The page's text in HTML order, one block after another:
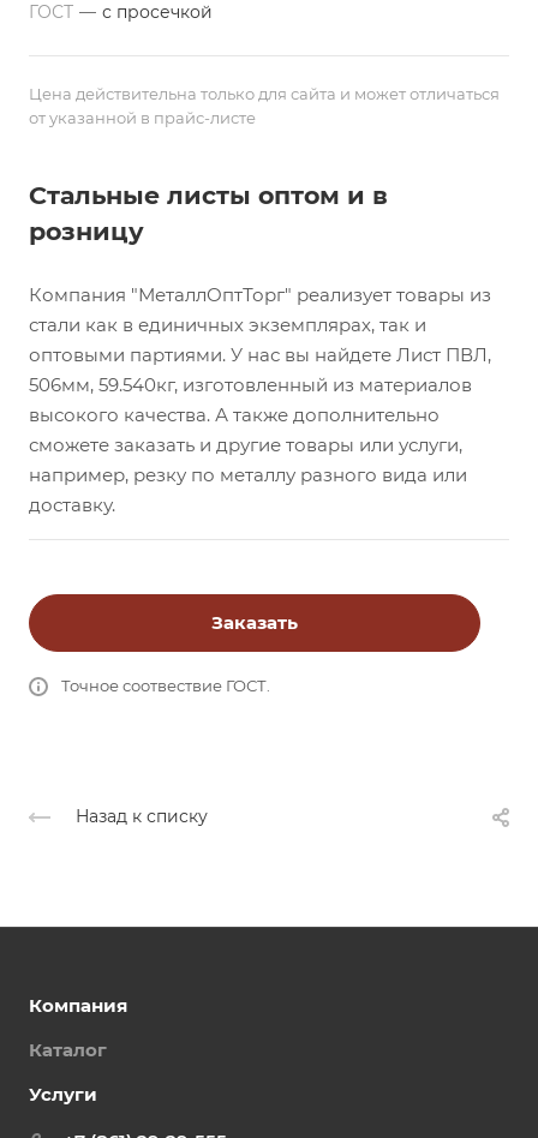
ГОСТ — с просечкой
Цена действительна только для сайта и может отличаться
от указанной в прайс-листе
Стальные листы оптом и в
розницу
Компания "МеталлОптТорг" реализует товары из
стали как в единичных экземплярах, так и
оптовыми партиями. У нас вы найдете Лист ПВЛ,
506мм, 59.540кг, изготовленный из материалов
высокого качества. А также дополнительно
сможете заказать и другие товары или услуги,
например, резку по металлу разного вида или
доставку.
Заказать
Точное соотвествие ГОСТ.
Назад к списку
Компания
Каталог
Услуги